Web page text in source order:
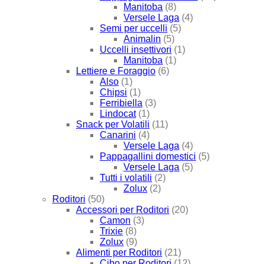
Manitoba (8)
Versele Laga (4)
Semi per uccelli (5)
Animalin (5)
Uccelli insettivori (1)
Manitoba (1)
Lettiere e Foraggio (6)
Also (1)
Chipsi (1)
Ferribiella (3)
Lindocat (1)
Snack per Volatili (11)
Canarini (4)
Versele Laga (4)
Pappagallini domestici (5)
Versele Laga (5)
Tutti i volatili (2)
Zolux (2)
Roditori (50)
Accessori per Roditori (20)
Camon (3)
Trixie (8)
Zolux (9)
Alimenti per Roditori (21)